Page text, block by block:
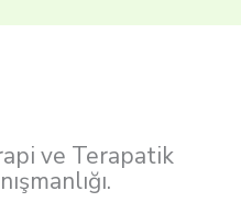
ve Terapatik